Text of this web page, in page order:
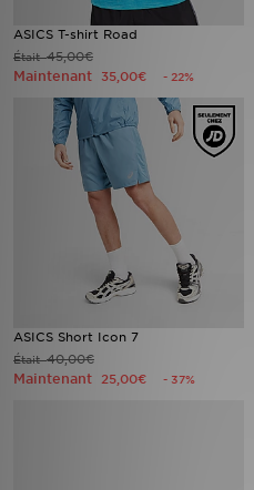
ASICS T-shirt Road
Était45,00€
Maintenant 35,00€ - 22%
ASICS Short Icon 7
Était40,00€
Maintenant 25,00€ - 37%